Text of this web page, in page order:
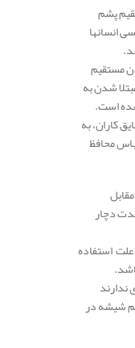
پشم
انسانها
مستقیم
شدن به
است.
کاران، به
محافظ
دچار
استفاده
ندارند
شیشه در